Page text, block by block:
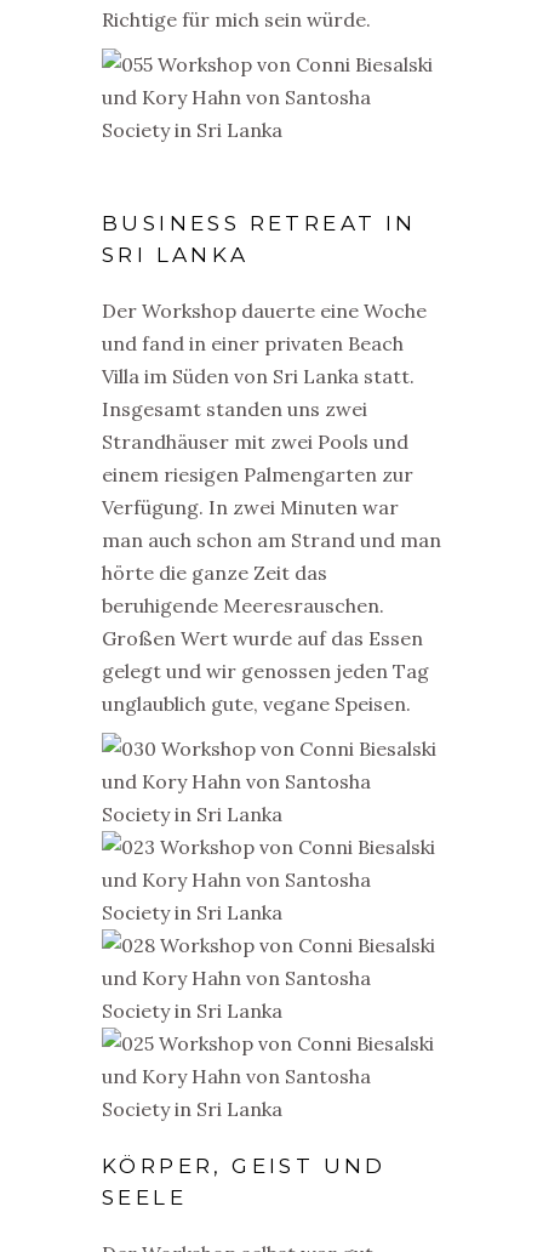
Richtige für mich sein würde.
BUSINESS RETREAT IN
SRI LANKA
Der Workshop dauerte eine Woche
und fand in einer privaten Beach
Villa im Süden von Sri Lanka statt.
Insgesamt standen uns zwei
Strandhäuser mit zwei Pools und
einem riesigen Palmengarten zur
Verfügung. In zwei Minuten war
man auch schon am Strand und man
hörte die ganze Zeit das
beruhigende Meeresrauschen.
Großen Wert wurde auf das Essen
gelegt und wir genossen jeden Tag
unglaublich gute, vegane Speisen.
KÖRPER, GEIST UND
SEELE